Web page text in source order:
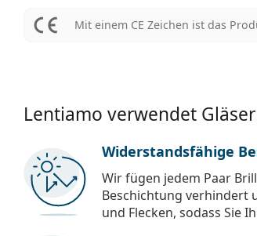
Mit einem CE Zeichen ist das
Lentiamo verwendet
Widerstandsfähige
Wir fügen jedem Paar
Beschichtung verhindert
und Flecken, sodass Sie